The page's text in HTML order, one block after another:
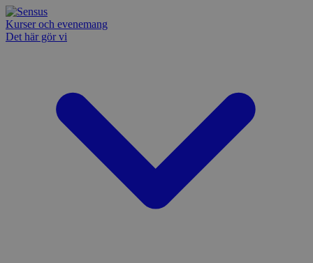
Kurser och evenemang
Det här gör vi